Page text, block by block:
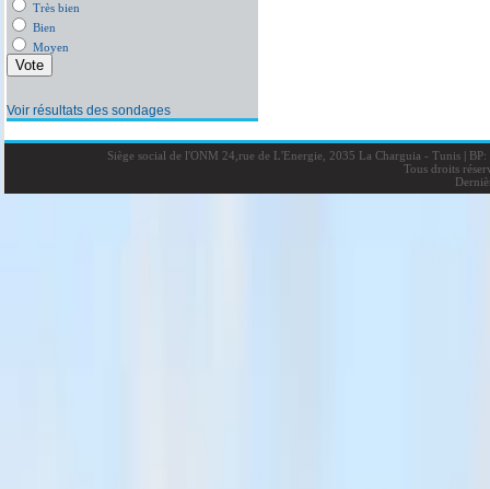
Très bien
Bien
Moyen
Voir résultats des sondages
Siège social de l'ONM 24,rue de L'Energie, 2035 La Charguia - Tunis |BP:
Tous droits